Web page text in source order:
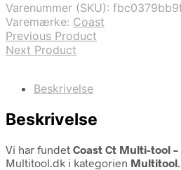
Varenummer (SKU):
Varemærke: Coast
Previous Product
Next Product
Beskrivelse
Beskrivelse
Vi har fundet Coast Ct Multi-tool
Multitool.dk i kategorien Multitool.